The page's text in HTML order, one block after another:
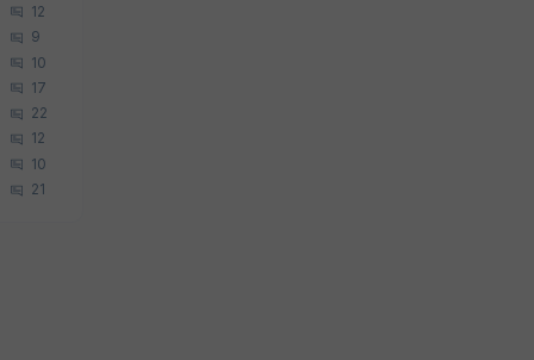
12
9
10
17
22
12
10
21